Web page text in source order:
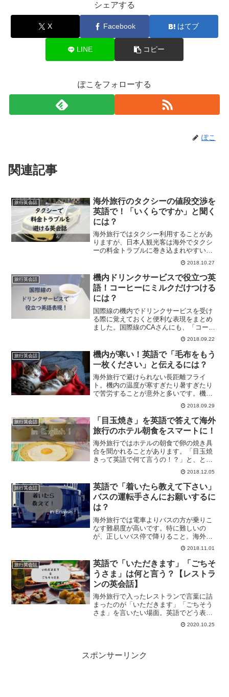
シェアする
X Facebook はてブ
LINE コピー
ぽこをフォローする
ぽこ
関連記事
旅行英会話
海外旅行のタクシーの値段交渉を
英語で！「いくらですか」と聞く
には？
海外旅行ではタクシー利用することがあ
りますが、日本人観光客は海外でタクシ
ーの料金トラブルに巻き込まれやすいで
す。タクシーにぼったくられないよう
に、運転手さんとしっかり運賃交渉する
ための英語フレーズを学びましょう。
2018.10.27
旅行英会話
機内ドリンクサービスで役立つ英
語！コーヒーにミルクだけつける
には？
国際線の機内でドリンクサービスを受け
る際に覚えておくと便利な表現をまとめ
ました。国際線のCAさんにも、「コーヒ
ーを砂糖なしのミルクだけでお願いしま
す」とオーダーできるようになりましょ
う！
2018.09.22
旅行英会話
機内が寒い！英語で「毛布をもう
一枚ください」と伝えるには？
海外旅行で避けられない長距離フライ
ト。機内の温度が寒すぎたり暑すぎたり
で苦労することが意外と多いです。機内
の寒さ・暑さ対策でCAさんと交渉する際
に役立つ表現をまとめました。もう一枚
毛布が欲しいときはどう言えばよい？
2018.09.29
旅行英会話
「目玉焼き」を英語で答えて海外
旅行のホテル朝食をスマートに！
海外旅行ではホテルの朝食で卵の焼き具
合を聞かれることがあります。「目玉焼
きって英語で何て言うの！？」と、とっ
さに出てこないこともあるので、海外旅
行に行く前に卵の焼き方を英語で言える
ようにしておきましょう！
2018.12.05
旅行英会話
英語で「着いたら教えて下さい」
バスの運転手さんにお願いするに
は？
海外旅行では電車よりバスの方が乗りこ
なす難易度が高いです。特に難しいの
が、正しいバス停で降りること。海外旅
行でバスを降り損なったという失敗談は
多いので、バスを目的地で降りるための
英語表現を身につけておきましょう。
2018.11.01
旅行英会話
英語で「いただきます」「ごちそ
うさま」は何と言う？【レストラ
ンの英会話】
海外旅行で入ったレストランで言葉に詰
まったのが「いただきます」「ごちそう
さま」を言いたい場面。英語でどう表現
すればよいかまとめてみました。2020.10.25
スポンサーリンク